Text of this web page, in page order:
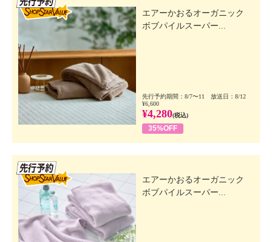
エアーかおるオーガニック
ボブパイルスーパー...
先行予約期間：8/7〜11 放送日：8/12
¥6,600
¥4,280(税込)
35%OFF
エアーかおるオーガニック
ボブパイルスーパー...